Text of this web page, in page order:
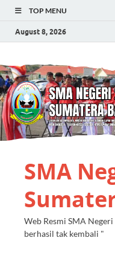
TOP MENU
August 8, 2026
SMA
Web Resmi SMA
berhasil tak kembali "